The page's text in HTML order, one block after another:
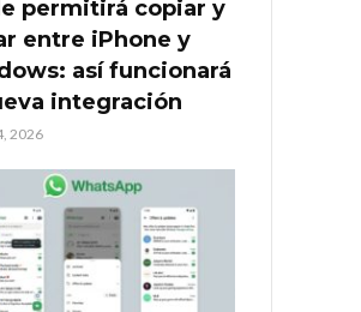
permitirá copiar y
entre iPhone y
así funcionará
integración
2026